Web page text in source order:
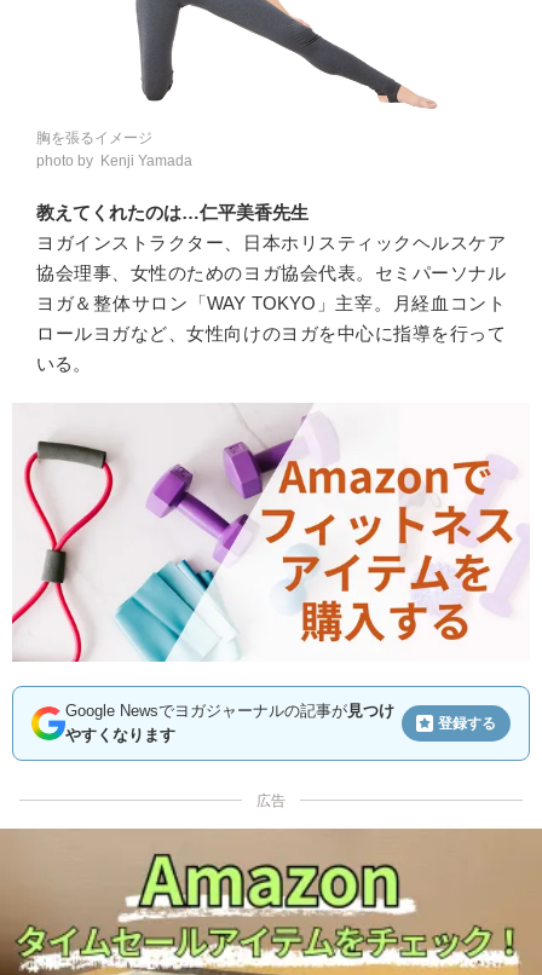
胸を張るイメージ
photo by Kenji Yamada
教えてくれたのは…仁平美香先生
ヨガインストラクター、日本ホリスティックヘルスケア
協会理事、女性のためのヨガ協会代表。セミパーソナル
ヨガ＆整体サロン「WAY TOKYO」主宰。月経血コント
ロールヨガなど、女性向けのヨガを中心に指導を行って
いる。
Google Newsでヨガジャーナルの記事が見つけ
やすくなります
登録する
広告